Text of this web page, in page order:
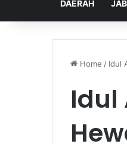
DAERAH
Home / Idul
Idul